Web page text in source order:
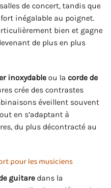
de concert, tandis que
inégalable au poignet.
bien et gagne
de plus en plus
inoxydable ou la corde de
crée des contrastes
éveillent souvent
en s’adaptant à
du plus décontracté au
pour les musiciens
guitare dans la